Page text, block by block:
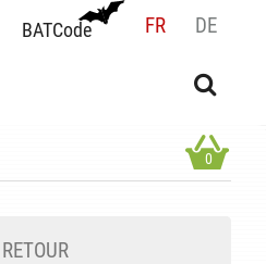
BATCode FR DE
OK
0
RETOUR